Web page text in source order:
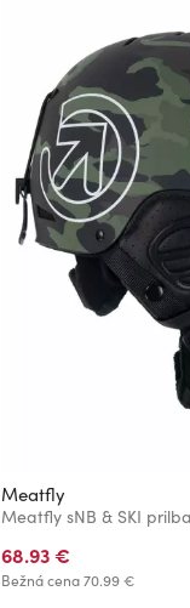
Meatfly
Meatfly sNB & SKI
68.93 €
Bežná cena70.99 €